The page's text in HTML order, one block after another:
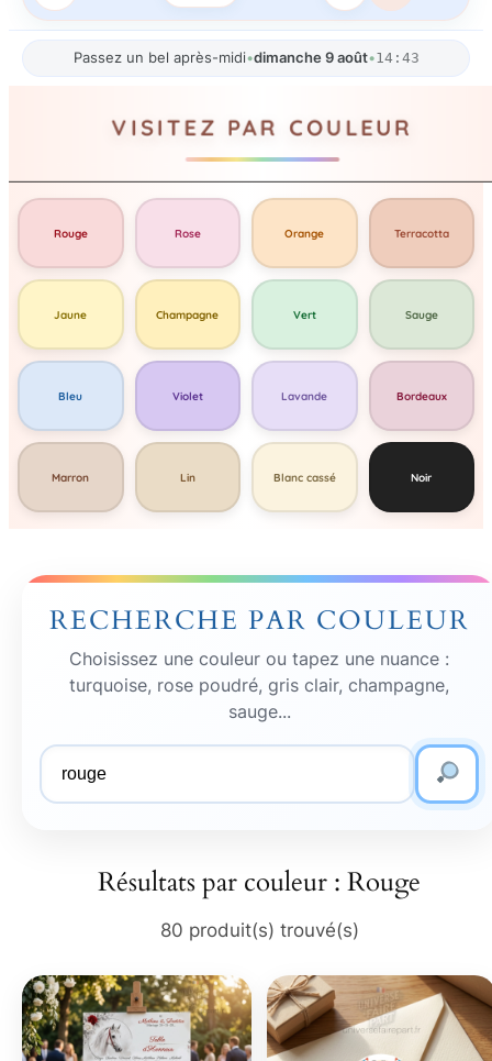
Passez un bel après-midi•dimanche 9 août•14:43
VISITEZ PAR COULEUR
Rouge Rose Orange Terracotta
Jaune Champagne Vert Sauge
Bleu Violet Lavande Bordeaux
Marron Lin Blanc cassé Noir
RECHERCHE PAR COULEUR
Choisissez une couleur ou tapez une nuance :
turquoise, rose poudré, gris clair, champagne,
sauge...
Résultats par couleur : Rouge
80 produit(s) trouvé(s)